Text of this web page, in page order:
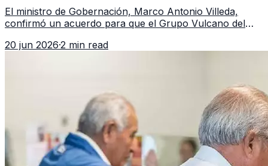
El ministro de Gobernación, Marco Antonio Villeda,
confirmó un acuerdo para que el Grupo Vulcano del
fallido con la administración anterior del Ministerio
20 jun 2026·2 min read